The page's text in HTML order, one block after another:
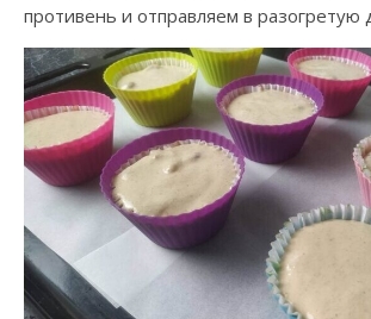
противень и отправляем в разогретую